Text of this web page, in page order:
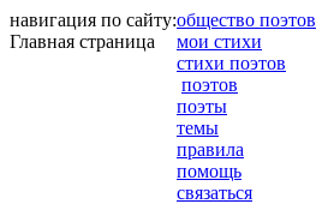
навигация по сайту:
Главная страница
общество поэтов
мои стихи
стихи поэтов
поэтов
поэты
темы
правила
помощь
связаться